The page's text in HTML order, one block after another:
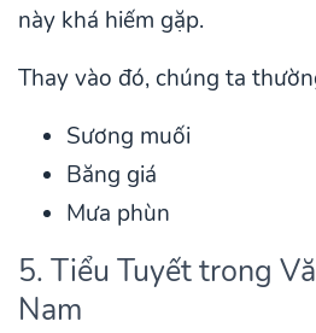
này khá hiếm gặp.
Thay vào đó, chúng ta
Sương muối
Băng giá
Mưa phùn
5. Tiểu Tuyết trong
Nam